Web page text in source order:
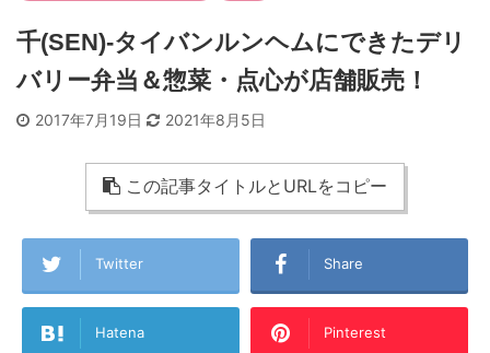
千(SEN)-タイバンルンヘムにできたデリ
バリー弁当＆惣菜・点心が店舗販売！
2017年7月19日 2021年8月5日
この記事タイトルとURLをコピー
Twitter Share
Hatena Pinterest